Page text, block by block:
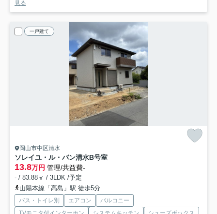
見る
一戸建て
岡山市中区清水
ソレイユ・ル・バン清水B号室
13.8万円 管理/共益費-
- / 83.88㎡ / 3LDK /予定
山陽本線「高島」駅 徒歩5分
バス・トイレ別 エアコン
バルコニー